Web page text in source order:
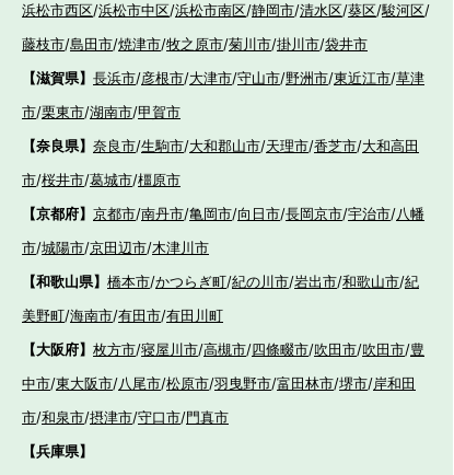
浜松市西区/浜松市中区/浜松市南区/静岡市/清水区/葵区/駿河区/
藤枝市/島田市/焼津市/牧之原市/菊川市/掛川市/袋井市
【滋賀県】 長浜市/彦根市/大津市/守山市/野洲市/東近江市/草津
市/栗東市/湖南市/甲賀市
【奈良県】 奈良市/生駒市/大和郡山市/天理市/香芝市/大和高田
市/桜井市/葛城市/橿原市
【京都府】 京都市/南丹市/亀岡市/向日市/長岡京市/宇治市/八幡
市/城陽市/京田辺市/木津川市
【和歌山県】 橋本市/かつらぎ町/紀の川市/岩出市/和歌山市/紀
美野町/海南市/有田市/有田川町
【大阪府】 枚方市/寝屋川市/高槻市/四條畷市/吹田市/吹田市/豊
中市/東大阪市/八尾市/松原市/羽曳野市/富田林市/堺市/岸和田
市/和泉市/摂津市/守口市/門真市
【兵庫県】